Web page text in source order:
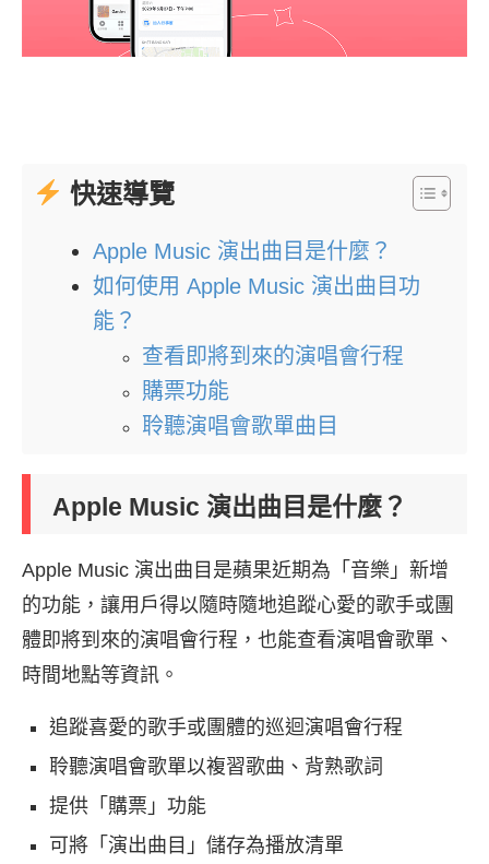
快速導覽
Apple Music 演出曲目是什麼？
如何使用 Apple Music 演出曲目功
能？
查看即將到來的演唱會行程
購票功能
聆聽演唱會歌單曲目
Apple Music 演出曲目是什麼？
Apple Music 演出曲目是蘋果近期為「音樂」新增
的功能，讓用戶得以隨時隨地追蹤心愛的歌手或團
體即將到來的演唱會行程，也能查看演唱會歌單、
時間地點等資訊。
追蹤喜愛的歌手或團體的巡迴演唱會行程
聆聽演唱會歌單以複習歌曲、背熟歌詞
提供「購票」功能
可將「演出曲目」儲存為播放清單